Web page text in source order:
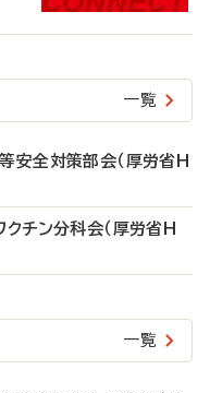
一覧
安全対策部会（厚労省H
チン分科会（厚労省H
一覧